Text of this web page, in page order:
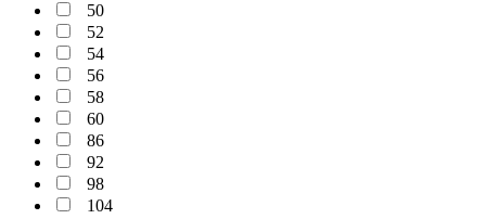
50
52
54
56
58
60
86
92
98
104